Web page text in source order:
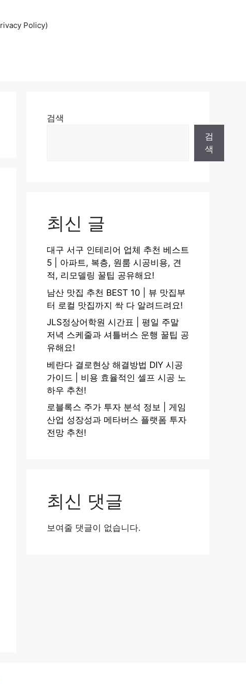
Policy)
검색
검
색
최신 글
대구 서구 인테리어 업체 추천 베스트
5 | 아파트, 복층, 원룸 시공비용, 견
적, 리모델링 꿀팁 공유해요!
남산 맛집 추천 BEST 10 | 뷰 맛집부
터 로컬 맛집까지 싹 다 알려드려요!
JLS정상어학원 시간표 | 평일 주말
저녁 스케줄과 셔틀버스 운행 꿀팁 공
유해요!
베란다 결로현상 해결방법 DIY 시공
가이드 | 비용 효율적인 셀프 시공 노
하우 추천!
로블록스 주가 투자 분석 정보 | 게임
산업 성장성과 메타버스 플랫폼 투자
전망 추천!
최신 댓글
보여줄 댓글이 없습니다.